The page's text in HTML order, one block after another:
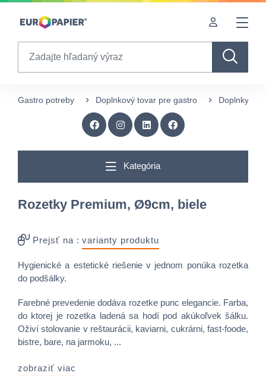
Table Of Content
Zaujímavé produkty pre Vás
Gastro potreby Doplnkový tovar pre gastro Doplnky
Kategória
Rozetky Premium, Ø9cm, biele
Prejsť na : varianty produktu
Hygienické a estetické riešenie v jednom ponúka rozetka
do podšálky.
Farebné prevedenie dodáva rozetke punc elegancie. Farba,
do ktorej je rozetka ladená sa hodí pod akúkoľvek šálku.
Oživí stolovanie v reštaurácii, kaviarni, cukrárni, fast-foode,
bistre, bare, na jarmoku, ...
zobraziť viac